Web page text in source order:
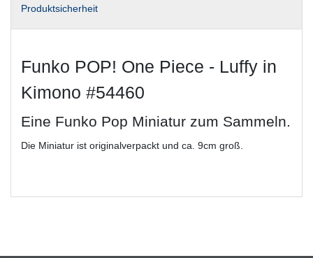
Produktsicherheit
Funko POP! One Piece - Luffy in
Kimono #54460
Eine Funko Pop Miniatur zum Sammeln.
Die Miniatur ist originalverpackt und ca. 9cm groß.